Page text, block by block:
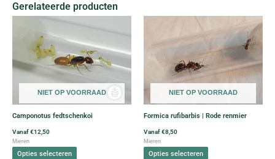
Gerelateerde producten
NIET OP VOORRAAD
Camponotus fedtschenkoi
Vanaf€12,50
Mieren
Opties selecteren
heeft
meerdere
variaties.
Deze
optie
kan
gekozen
NIET OP VOORRAAD
Formica rufibarbis | Rode renmier
Vanaf€8,50
Mieren
Opties selecteren
meerdere
variaties.
Deze
optie
kan
gekozen